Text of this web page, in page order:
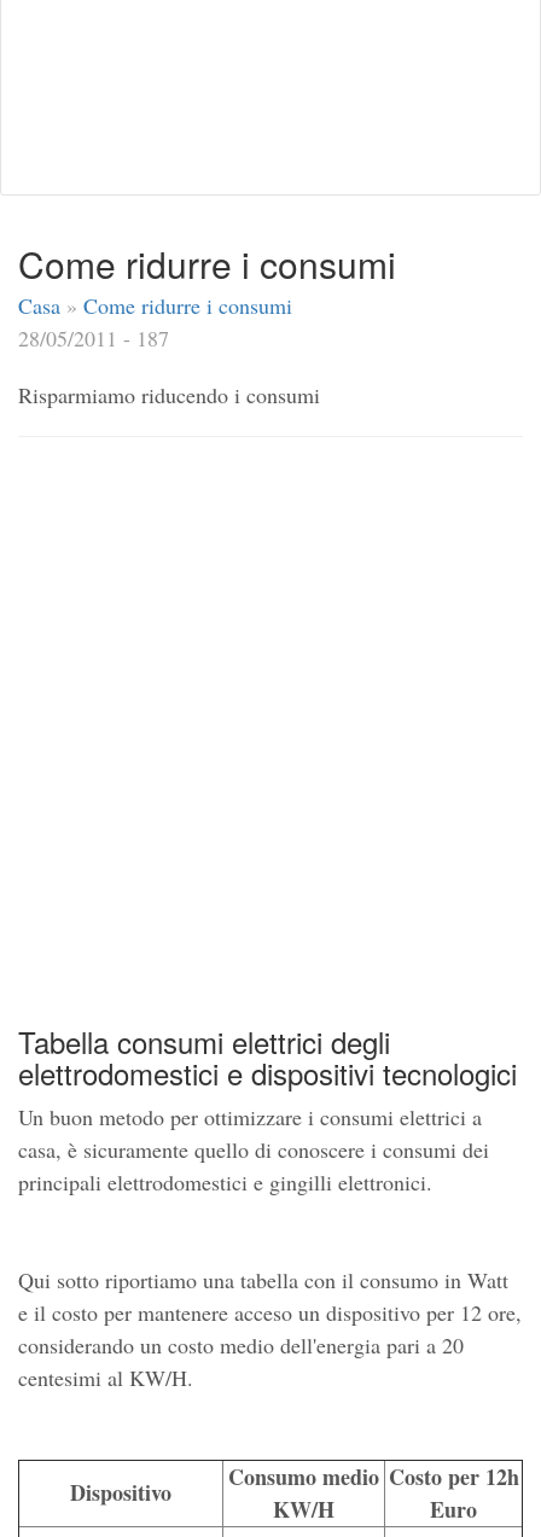
Come ridurre i consumi
Casa » Come ridurre i consumi
28/05/2011 - 187
Risparmiamo riducendo i consumi
Tabella consumi elettrici degli
elettrodomestici e dispositivi tecnologici
Un buon metodo per ottimizzare i consumi elettrici a
casa, è sicuramente quello di conoscere i consumi dei
principali elettrodomestici e gingilli elettronici.
Qui sotto riportiamo una tabella con il consumo in Watt
e il costo per mantenere acceso un dispositivo per 12 ore,
considerando un costo medio dell'energia pari a 20
centesimi al KW/H.
Dispositivo
Consumo medio
KW/H
Costo per 12h
Euro